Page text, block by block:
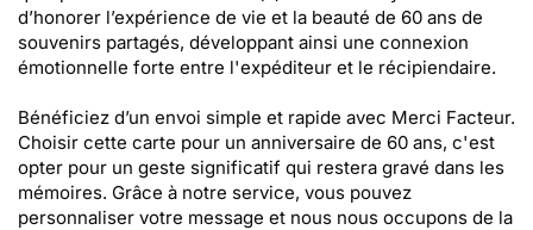
d’honorer l’expérience de vie et la beauté de 60 ans de
souvenirs partagés, développant ainsi une connexion
émotionnelle forte entre l'expéditeur et le récipiendaire.
Bénéficiez d’un envoi simple et rapide avec Merci Facteur.
Choisir cette carte pour un anniversaire de 60 ans, c'est
opter pour un geste significatif qui restera gravé dans les
mémoires. Grâce à notre service, vous pouvez
personnaliser votre message et nous nous occupons de la